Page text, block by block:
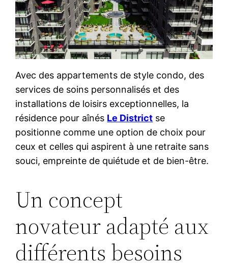
Avec des appartements de style condo, des
services de soins personnalisés et des
installations de loisirs exceptionnelles, la
résidence pour aînés Le District se
positionne comme une option de choix pour
ceux et celles qui aspirent à une retraite sans
souci, empreinte de quiétude et de bien-être.
Un concept
novateur adapté aux
différents besoins